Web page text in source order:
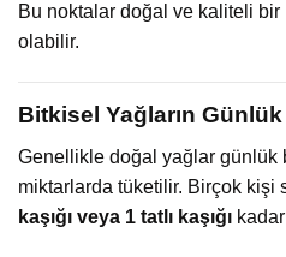
Bu noktalar doğal ve kaliteli bir
olabilir.
Bitkisel Yağların Günlük
Genellikle doğal yağlar günlük
miktarlarda tüketilir. Birçok kişi
kaşığı veya 1 tatlı kaşığı